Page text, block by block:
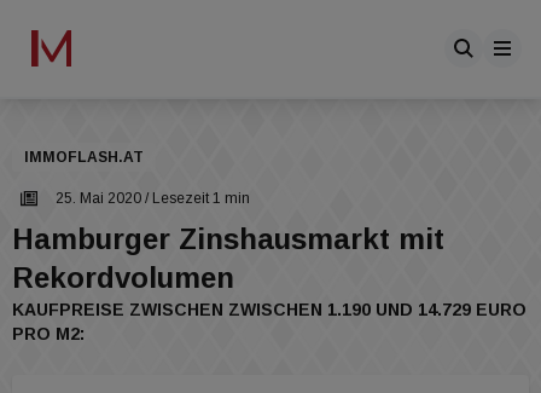
IMMOFLASH.AT
25. Mai 2020 / Lesezeit 1 min
Hamburger Zinshausmarkt mit
Rekordvolumen
KAUFPREISE ZWISCHEN ZWISCHEN 1.190 UND 14.729 EURO
PRO M2: